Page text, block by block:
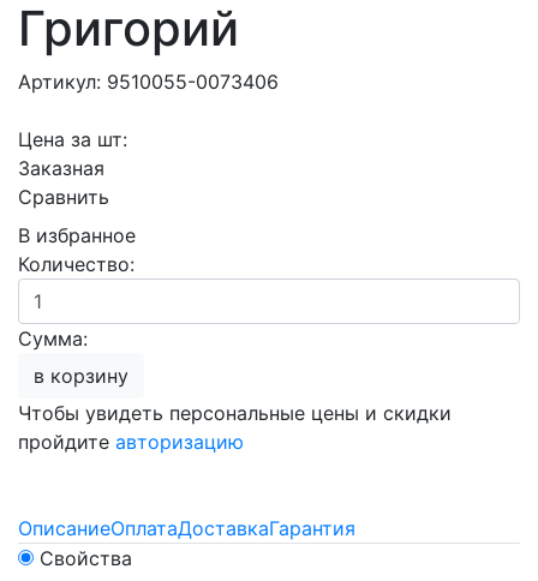
Григорий
Артикул: 9510055-0073406
Цена за шт:
Заказная
Сравнить
В избранное
Количество:
Сумма:
в корзину
Чтобы увидеть персональные цены и скидки
пройдите авторизацию
ОписаниеОплатаДоставкаГарантия
Свойства